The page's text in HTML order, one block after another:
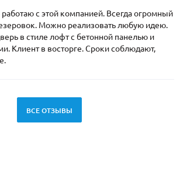
работаю с этой компанией. Всегда огромный
Можно реализовать любую идею.
в стиле лофт с бетонной панелью и
Клиент в восторге. Сроки соблюдают,
ВСЕ ОТЗЫВЫ